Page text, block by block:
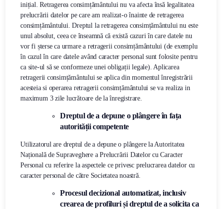
inițial. Retragerea consimțământului nu va afecta însă legalitatea
prelucrării datelor pe care am realizat-o înainte de retragerea
consimțământului. Dreptul la retragerea consimțământului nu este
unul absolut, ceea ce înseamnă că există cazuri în care datele nu
vor fi șterse ca urmare a retragerii consimțământului (de exemplu
în cazul în care datele având caracter personal sunt folosite pentru
ca site-ul să se conformeze unei obligații legale). Aplicarea
retragerii consimțământului se aplica din momentul înregistrării
acesteia si operarea retragerii consimțământului se va realiza in
maximum 3 zile lucrătoare de la înregistrare.
Dreptul de a depune o plângere în fața
autorității competente
Utilizatorul are dreptul de a depune o plângere la Autoritatea
Națională de Supraveghere a Prelucrării Datelor cu Caracter
Personal cu referire la aspectele ce privesc prelucrarea datelor cu
caracter personal de către Societatea noastră.
Procesul decizional automatizat, inclusiv
crearea de profiluri și dreptul de a solicita ca